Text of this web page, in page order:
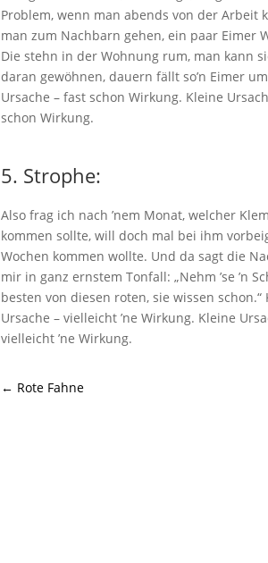
Problem, wenn man abends von der Arbeit
man zum Nachbarn gehen, ein paar Eimer
Die stehn in der Wohnung rum, man kann
daran gewöhnen, dauern fällt so’n Eimer
Ursache – fast schon Wirkung. Kleine
schon Wirkung.
5. Strophe:
Also frag ich nach ’nem Monat, welcher
kommen sollte, will doch mal bei ihm
Wochen kommen wollte. Und da sagt die
mir in ganz ernstem Tonfall: „Nehm ’se ’n
besten von diesen roten, sie wissen schon.“
Ursache – vielleicht ’ne Wirkung. Kleine
vielleicht ’ne Wirkung.
← Rote Fahne